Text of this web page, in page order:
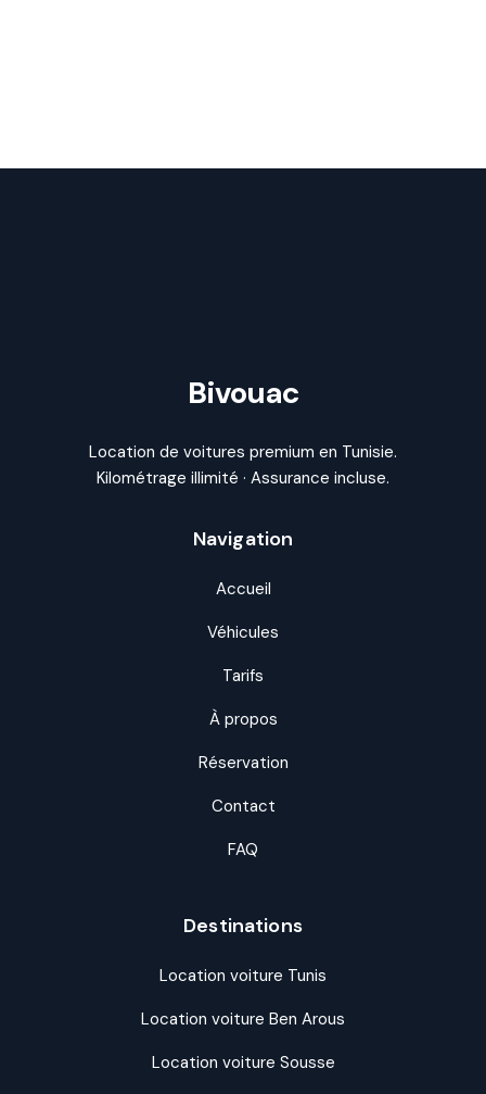
Bivouac
Location de voitures premium en Tunisie.
Kilométrage illimité · Assurance incluse.
Navigation
Accueil
Véhicules
Tarifs
À propos
Réservation
Contact
FAQ
Destinations
Location voiture Tunis
Location voiture Ben Arous
Location voiture Sousse